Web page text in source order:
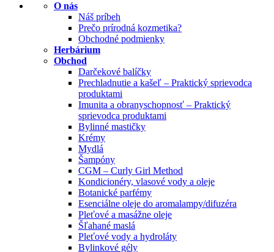
O nás
Náš príbeh
Prečo prírodná kozmetika?
Obchodné podmienky
Herbárium
Obchod
Darčekové balíčky
Prechladnutie a kašeľ – Praktický sprievodca
produktami
Imunita a obranyschopnosť – Praktický
sprievodca produktami
Bylinné mastičky
Krémy
Mydlá
Šampóny
CGM – Curly Girl Method
Kondicionéry, vlasové vody a oleje
Botanické parfémy
Esenciálne oleje do aromalampy/difuzéra
Pleťové a masážne oleje
Šľahané maslá
Pleťové vody a hydroláty
Bylinkové gély